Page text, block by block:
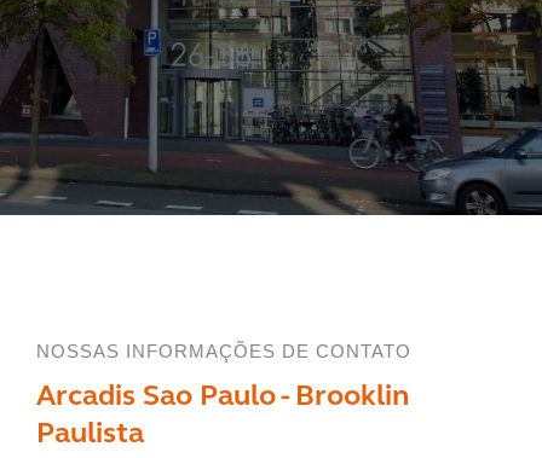
NOSSAS INFORMAÇÕES DE CONTATO
Arcadis Sao Paulo - Brooklin
Paulista